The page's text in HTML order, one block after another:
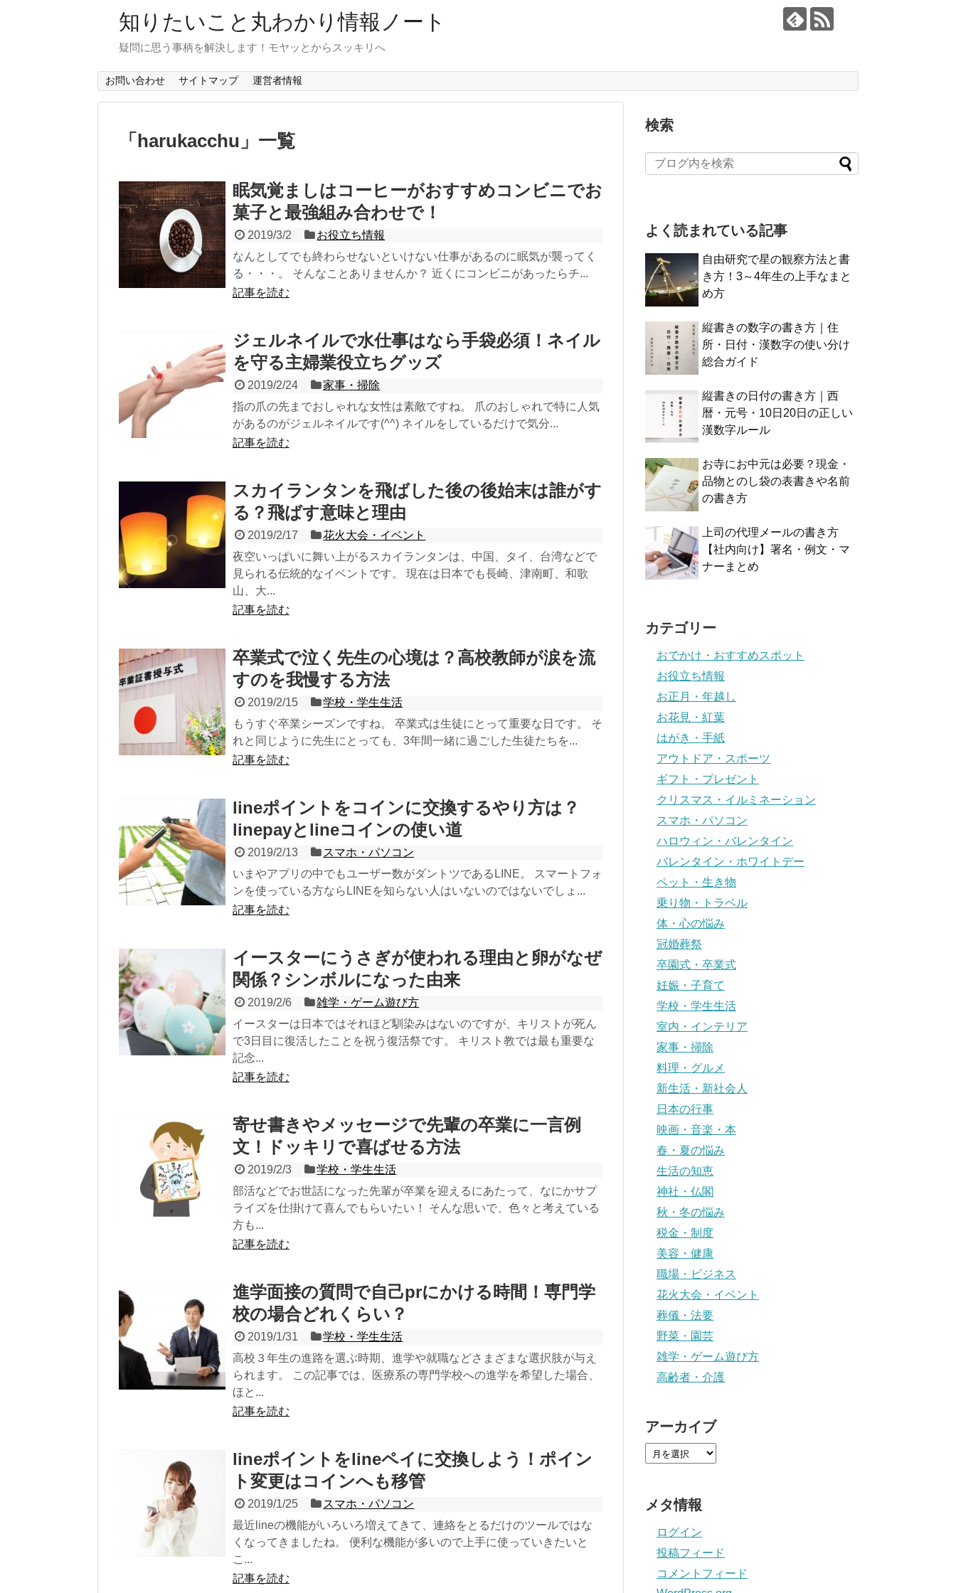
知りたいこと丸わかり情報ノート
疑問に思う事柄を解決します！モヤッとからスッキリへ
お問い合わせ サイトマップ 運営者情報
「 harukacchu 」 一覧
眠気覚ましはコーヒーがおすすめコンビニでお
菓子と最強組み合わせで！
2019/3/2
お役立ち情報
なんとしてでも終わらせないといけない仕事があるのに眠気が襲ってく
る・・・。 そんなことありませんか？ 近くにコンビニがあったらチ...
記事を読む
ジェルネイルで水仕事はなら手袋必須！ネイル
を守る主婦業役立ちグッズ
2019/2/24
家事・掃除
指の爪の先までおしゃれな女性は素敵ですね。 爪のおしゃれで特に人気
があるのがジェルネイルです(^^) ネイルをしているだけで気分...
記事を読む
スカイランタンを飛ばした後の後始末は誰がす
る？飛ばす意味と理由
2019/2/17
花火大会・イベント
夜空いっぱいに舞い上がるスカイランタンは、中国、タイ、台湾などで
見られる伝統的なイベントです。 現在は日本でも長崎、津南町、和歌
山、大...
記事を読む
卒業式で泣く先生の心境は？高校教師が涙を流
すのを我慢する方法
2019/2/15
学校・学生生活
もうすぐ卒業シーズンですね。 卒業式は生徒にとって重要な日です。 そ
れと同じように先生にとっても、3年間一緒に過ごした生徒たちを...
記事を読む
lineポイントをコインに交換するやり方は？
linepayとlineコインの使い道
2019/2/13
スマホ・パソコン
いまやアプリの中でもユーザー数がダントツであるLINE。 スマートフォ
ンを使っている方ならLINEを知らない人はいないのではないでしょ...
記事を読む
イースターにうさぎが使われる理由と卵がなぜ
関係？シンボルになった由来
2019/2/6
雑学・ゲーム遊び方
イースターは日本ではそれほど馴染みはないのですが、キリストが死ん
で3日目に復活したことを祝う復活祭です。 キリスト教では最も重要な
記念...
記事を読む
寄せ書きやメッセージで先輩の卒業に一言例
文！ドッキリで喜ばせる方法
2019/2/3
学校・学生生活
部活などでお世話になった先輩が卒業を迎えるにあたって、なにかサプ
ライズを仕掛けて喜んでもらいたい！ そんな思いで、色々と考えている
方も...
記事を読む
進学面接の質問で自己prにかける時間！専門学
校の場合どれくらい？
2019/1/31
学校・学生生活
高校３年生の進路を選ぶ時期、進学や就職などさまざまな選択肢が与え
られます。 この記事では、医療系の専門学校への進学を希望した場合、
ほと...
記事を読む
lineポイントをlineペイに交換しよう！ポイン
ト変更はコインへも移管
2019/1/25
スマホ・パソコン
最近lineの機能がいろいろ増えてきて、連絡をとるだけのツールではな
くなってきましたね。 便利な機能が多いので上手に使っていきたいと
こ...
記事を読む
検索
よく読まれている記事
自由研究で星の観察方法と書
き方！3～4年生の上手なまと
め方
縦書きの数字の書き方｜住
所・日付・漢数字の使い分け
総合ガイド
縦書きの日付の書き方｜西
暦・元号・10日20日の正しい
漢数字ルール
お寺にお中元は必要？現金・
品物とのし袋の表書きや名前
の書き方
上司の代理メールの書き方
【社内向け】署名・例文・マ
ナーまとめ
カテゴリー
おでかけ・おすすめスポット
お役立ち情報
お正月・年越し
お花見・紅葉
はがき・手紙
アウトドア・スポーツ
ギフト・プレゼント
クリスマス・イルミネーション
スマホ・パソコン
ハロウィン・バレンタイン
バレンタイン・ホワイトデー
ペット・生き物
乗り物・トラベル
体・心の悩み
冠婚葬祭
卒園式・卒業式
妊娠・子育て
学校・学生生活
室内・インテリア
家事・掃除
料理・グルメ
新生活・新社会人
日本の行事
映画・音楽・本
春・夏の悩み
生活の知恵
神社・仏閣
秋・冬の悩み
税金・制度
美容・健康
職場・ビジネス
花火大会・イベント
葬儀・法要
野菜・園芸
雑学・ゲーム遊び方
高齢者・介護
アーカイブ
メタ情報
ログイン
投稿フィード
コメントフィード